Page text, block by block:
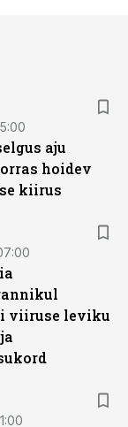
aju
hoidev
kiirus
viiruse leviku